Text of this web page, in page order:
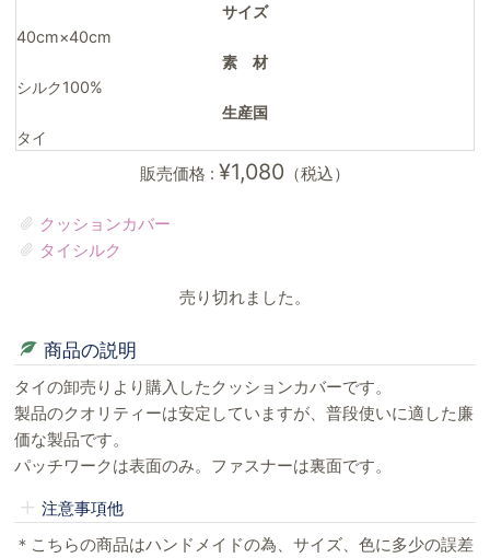
サイズ
40cm×40cm
素 材
シルク100%
生産国
タイ
販売価格 : ¥1,080（税込）
クッションカバー
タイシルク
売り切れました。
商品の説明
タイの卸売りより購入したクッションカバーです。
製品のクオリティーは安定していますが、普段使いに適した廉
価な製品です。
パッチワークは表面のみ。ファスナーは裏面です。
注意事項他
＊こちらの商品はハンドメイドの為、サイズ、色に多少の誤差